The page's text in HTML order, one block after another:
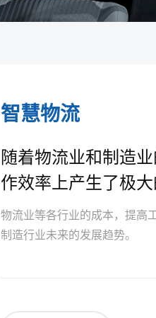
智慧物流
随着物流业和制造
作效率上产生了极
大降低制造业、
物流业等各行业的成本，提高
制造行业未来的发展趋势。